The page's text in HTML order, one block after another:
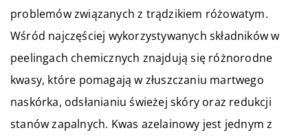
problemów związanych z trądzikiem różowatym.
Wśród najczęściej wykorzystywanych składników w
peelingach chemicznych znajdują się różnorodne
kwasy, które pomagają w złuszczaniu martwego
naskórka, odsłanianiu świeżej skóry oraz redukcji
stanów zapalnych. Kwas azelainowy jest jednym z